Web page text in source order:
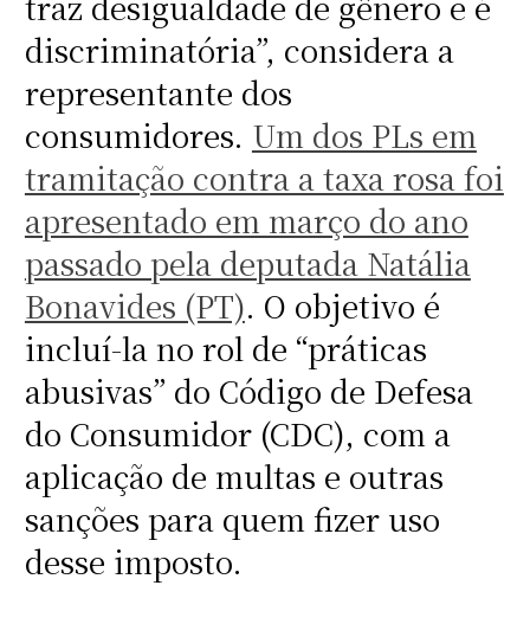
discriminatória”, considera a
representante dos
consumidores. Um dos PLs em
tramitação contra a taxa rosa foi
apresentado em março do ano
passado pela deputada Natália
Bonavides (PT). O objetivo é
incluí-la no rol de “práticas
abusivas” do Código de Defesa
do Consumidor (CDC), com a
aplicação de multas e outras
sanções para quem fizer uso
desse imposto.